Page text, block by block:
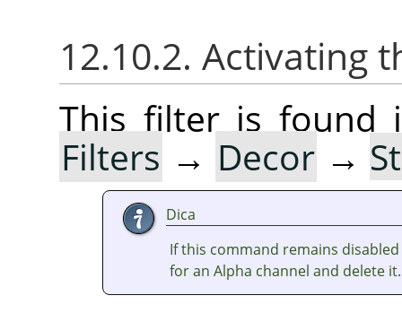
12.10.2. Activating
This filter is found
Filters → Decor →
Dica
If this command remains
for an Alpha channel and delete it.